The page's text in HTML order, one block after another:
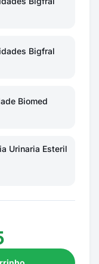
Bigfral
Biomed
Urinaria Esteril